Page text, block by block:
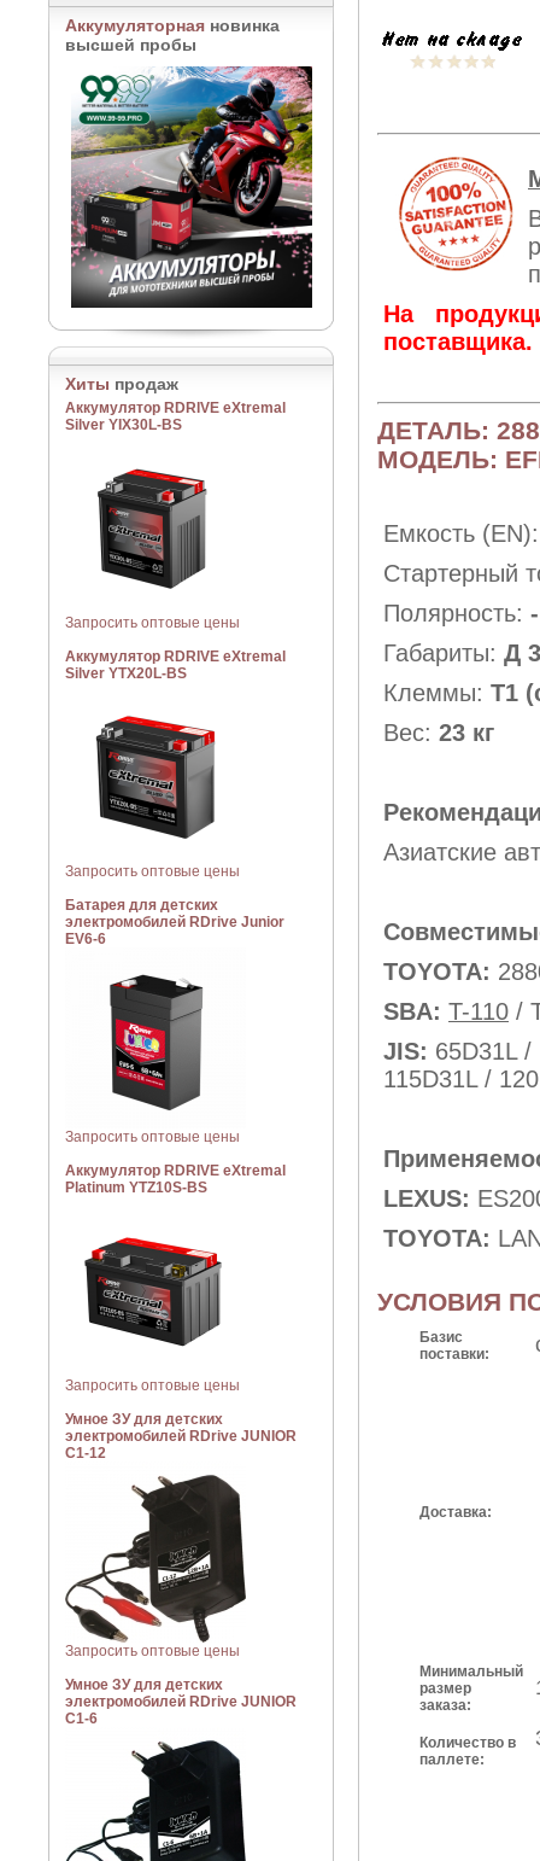
Аккумуляторная новинка
высшей пробы
Хиты продаж
Аккумулятор RDRIVE eXtremal
Silver YIX30L-BS
Запросить оптовые цены
Аккумулятор RDRIVE eXtremal
Silver YTX20L-BS
Запросить оптовые цены
Батарея для детских
электромобилей RDrive Junior
EV6-6
Запросить оптовые цены
Аккумулятор RDRIVE eXtremal
Platinum YTZ10S-BS
Запросить оптовые цены
Умное ЗУ для детских
электромобилей RDrive JUNIOR
C1-12
Запросить оптовые цены
Умное ЗУ для детских
электромобилей RDrive JUNIOR
C1-6
На
поставщика.
ДЕТАЛЬ:
МОДЕЛЬ:
Емкость
Стартерный
Полярность:
Габариты: Д
Клеммы: Т1
Вес: 23 кг
Азиатские
TOYOTA:
SBA: T-110 /
JIS: 65D31L /
115D31L /
LEXUS:
TOYOTA:
УСЛОВИЯ
Базис
поставки:
Доставка:
Минимальный
размер
заказа:
Количество в
паллете: